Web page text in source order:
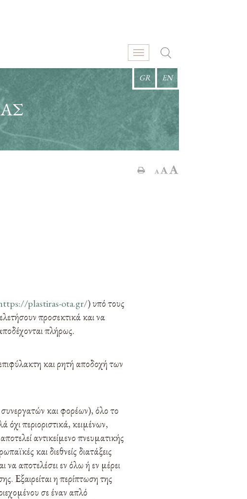
GR EN
plastiras-ota.gr/) υπό τους
προσεκτικά και να
πλήρως.
και ρητή αποδοχή των
και φορέων), όλο το
περιοριστικά, κειμένων,
αντικείμενο πνευματικής
και διεθνείς διατάξεις
αποτελέσει εν όλω ή εν μέρει
Εξαιρείται η περίπτωση της
σε έναν απλό